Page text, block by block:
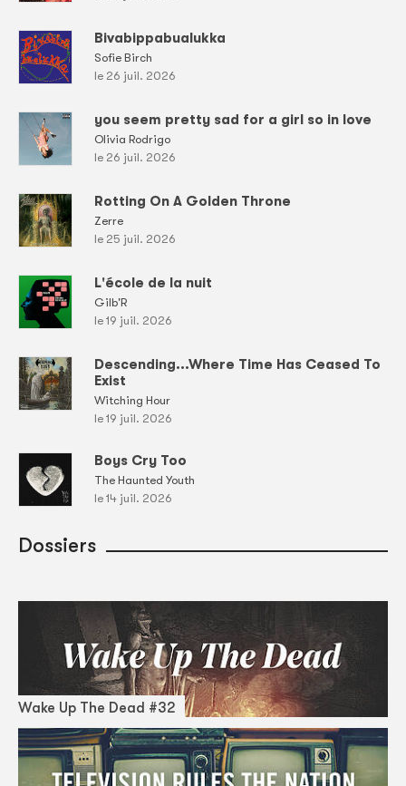
Bivabippabualukka
Sofie Birch
le 26 juil. 2026
you seem pretty sad for a girl so in love
Olivia Rodrigo
le 26 juil. 2026
Rotting On A Golden Throne
Zerre
le 25 juil. 2026
L'école de la nuit
Gilb'R
le 19 juil. 2026
Descending...Where Time Has Ceased To
Exist
Witching Hour
le 19 juil. 2026
Boys Cry Too
The Haunted Youth
le 14 juil. 2026
Dossiers
Wake Up The Dead #32